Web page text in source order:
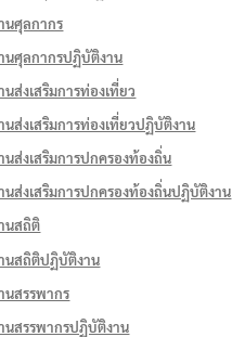
นศุลกากร
นศุลกากรปฏิบัติงาน
นส่งเสริมการท่องเที่ยว
นส่งเสริมการท่องเที่ยวปฏิบัติงาน
นส่งเสริมการปกครองท้องถิ่น
นส่งเสริมการปกครองท้องถิ่นปฏิบัติงาน
นสถิติ
นสถิติปฏิบัติงาน
นสรรพากร
นสรรพากรปฏิบัติงาน